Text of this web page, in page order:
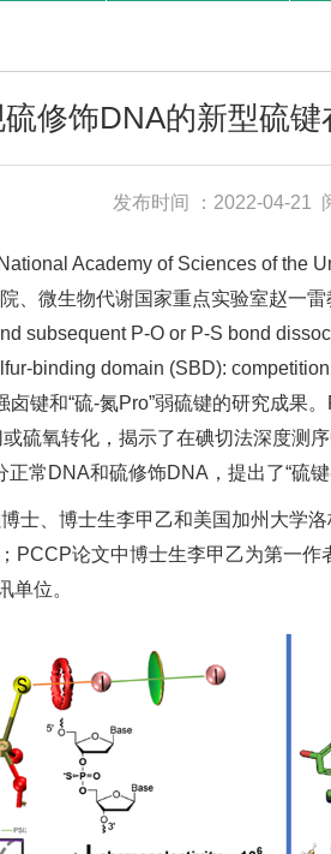
硫修饰DNA的新型硫
发布时间 ：2022-04-21
Academy of Sciences of the
、微生物代谢国家重点实验室赵一
subsequent P-O or P-S bond
binding domain (SBD):
键和“硫-氮Pro”弱硫键的研究成
硫氧转化，揭示了在碘切法深度测
常DNA和硫修饰DNA，提出了“硫键
士、博士生李甲乙和美国加州大学
PCCP论文中博士生李甲乙为第一
单位。